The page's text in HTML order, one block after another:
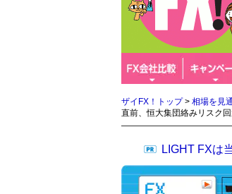
ザイFX！トップ> 相場を見
直前、恒大集団絡みリスク
LIGHT FXは